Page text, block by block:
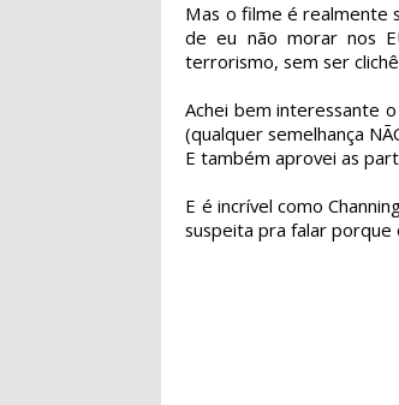
Mas o filme é realmente
de eu não morar nos
terrorismo, sem ser
Achei bem interessante
(qualquer semelhança
E também aprovei as
E é incrível como
suspeita pra falar